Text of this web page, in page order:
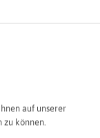
auf unserer
zu können.